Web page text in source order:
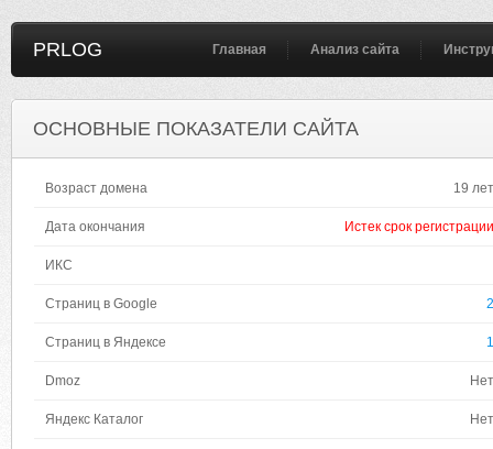
PRLOG Главная Анализ сайта
ОСНОВНЫЕ ПОКАЗАТЕЛИ САЙТА
Возраст домена 19 лет
Дата окончания Истек срок регистрации
ИКС
Страниц в Google 2
Страниц в Яндексе 1
Dmoz Нет
Яндекс Каталог Нет